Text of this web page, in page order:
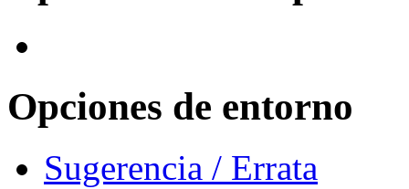
Opciones de entorno
Sugerencia / Errata